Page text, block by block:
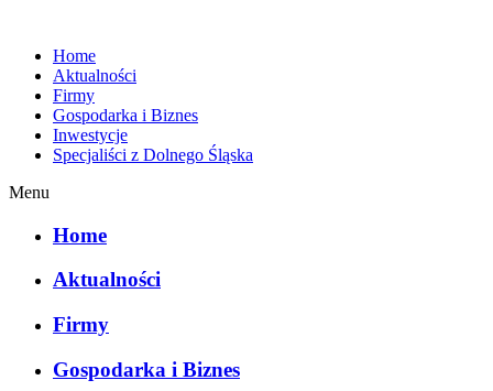
Home
Aktualności
Firmy
Gospodarka i Biznes
Inwestycje
Specjaliści z Dolnego Śląska
Menu
Home
Aktualności
Firmy
Gospodarka i Biznes